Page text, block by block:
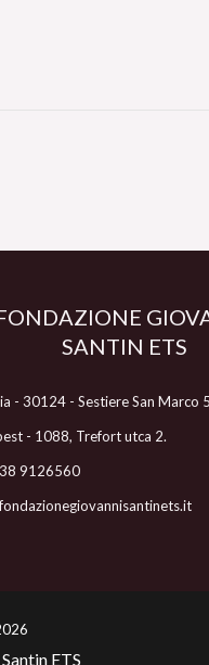
SANTIN ETS
- 30124 - Sestiere San Marco
- 1088, Trefort utca 2.
9126560
ETS